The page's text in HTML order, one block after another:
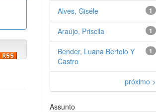
1
Alves, Giséle
1
Araújo, Priscila
1
Bender, Luana Bertolo Y
Castro
próximo >
Assunto